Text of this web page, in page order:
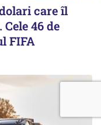
care îl
46 de
FIFA